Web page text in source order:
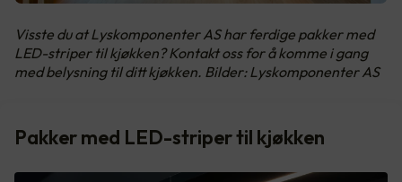
Visste du at Lyskomponenter AS har ferdige pakker med
LED-striper til kjøkken? Kontakt oss for å komme i gang
med belysning til ditt kjøkken. Bilder: Lyskomponenter AS
Pakker med LED-striper til kjøkken